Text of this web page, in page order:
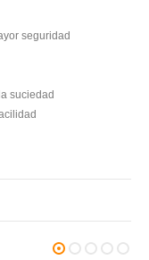
seguridad
suciedad